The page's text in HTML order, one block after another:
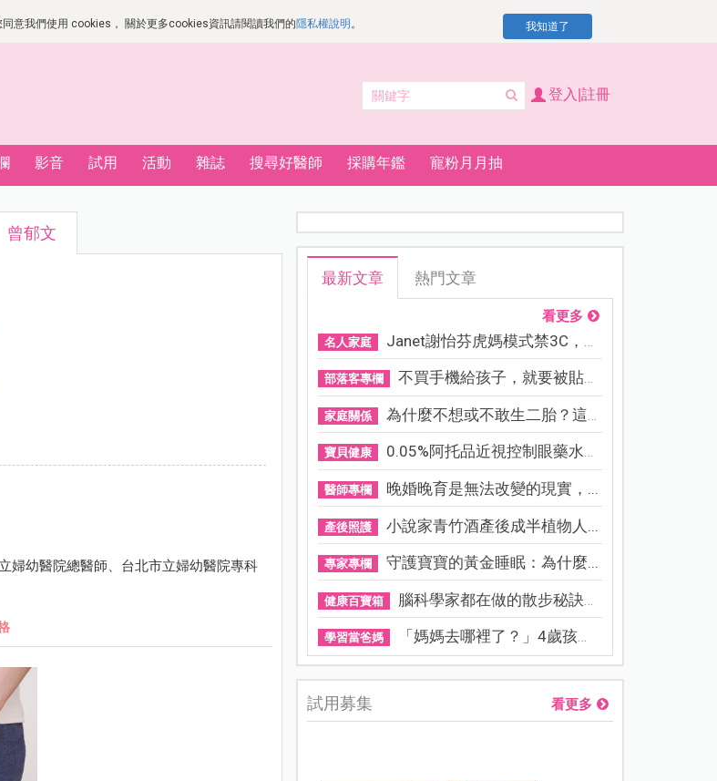
意我們使用 cookies， 關於更多cookies資訊請閱讀我們的隱私權說明 。 我知道了
登入|註冊
影音 試用 活動 雜誌 搜尋好醫師 採購年鑑 寵粉月月抽
曾郁文
婦幼醫院總醫師、台北市立婦幼醫院專科
最新文章 熱門文章
看更多
名人家庭 Janet謝怡芬虎媽模式禁3C，看...
部落客專欄 不買手機給孩子，就要被貼「...
家庭關係 為什麼不想或不敢生二胎？這8...
寶貝健康 0.05%阿托品近視控制眼藥水納...
醫師專欄 晚婚晚育是無法改變的現實，...
產後照護 小說家青竹酒產後成半植物人...
專家專欄 守護寶寶的黃金睡眠：為什麼...
健康百寶箱 腦科學家都在做的散步秘訣！...
學習當爸媽 「媽媽去哪裡了？」4歲孩子還...
試用募集 看更多